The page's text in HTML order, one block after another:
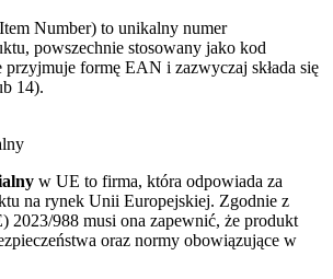
Number) to unikalny numer
powszechnie stosowany jako kod
formę EAN i zazwyczaj składa się
14).
w UE to firma, która odpowiada za
na rynek Unii Europejskiej. Zgodnie z
2023/988 musi ona zapewnić, że produkt
oraz normy obowiązujące w